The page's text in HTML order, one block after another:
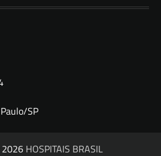
SP
HOSPITAIS BRASIL